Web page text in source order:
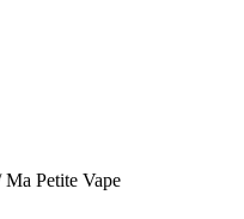
Petite Vape